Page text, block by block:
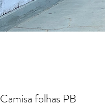
Camisa folhas PB